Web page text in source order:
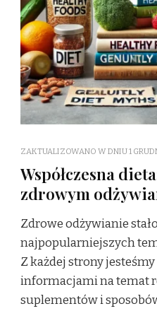
ZAKTUALIZOWANO W DNIU1
Współczesna
zdrowym
Zdrowe odżywianie
najpopularniejszych
Z każdej strony
informacjami na temat
suplementów i